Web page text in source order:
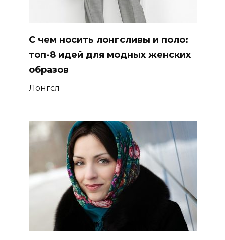
С чем носить лонгсливы и поло:
топ-8 идей для модных женских
образов
Лонгсл